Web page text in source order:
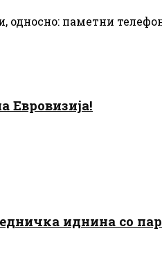
односно: паметни
Евровизија!
иднина со